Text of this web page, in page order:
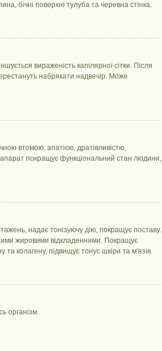
бічні поверхні тулуба та черевна стінка.
вираженість капілярної сітки. Після
набрякати надвечір. Може
втомою, апатією, дратівливістю,
покращує функціональний стан людини,
надає тонізуючу дію, покращує поставу.
жировими відкладеннями. Покращує
колагену, підвищує тонус шкіри та м'язів.
організм.